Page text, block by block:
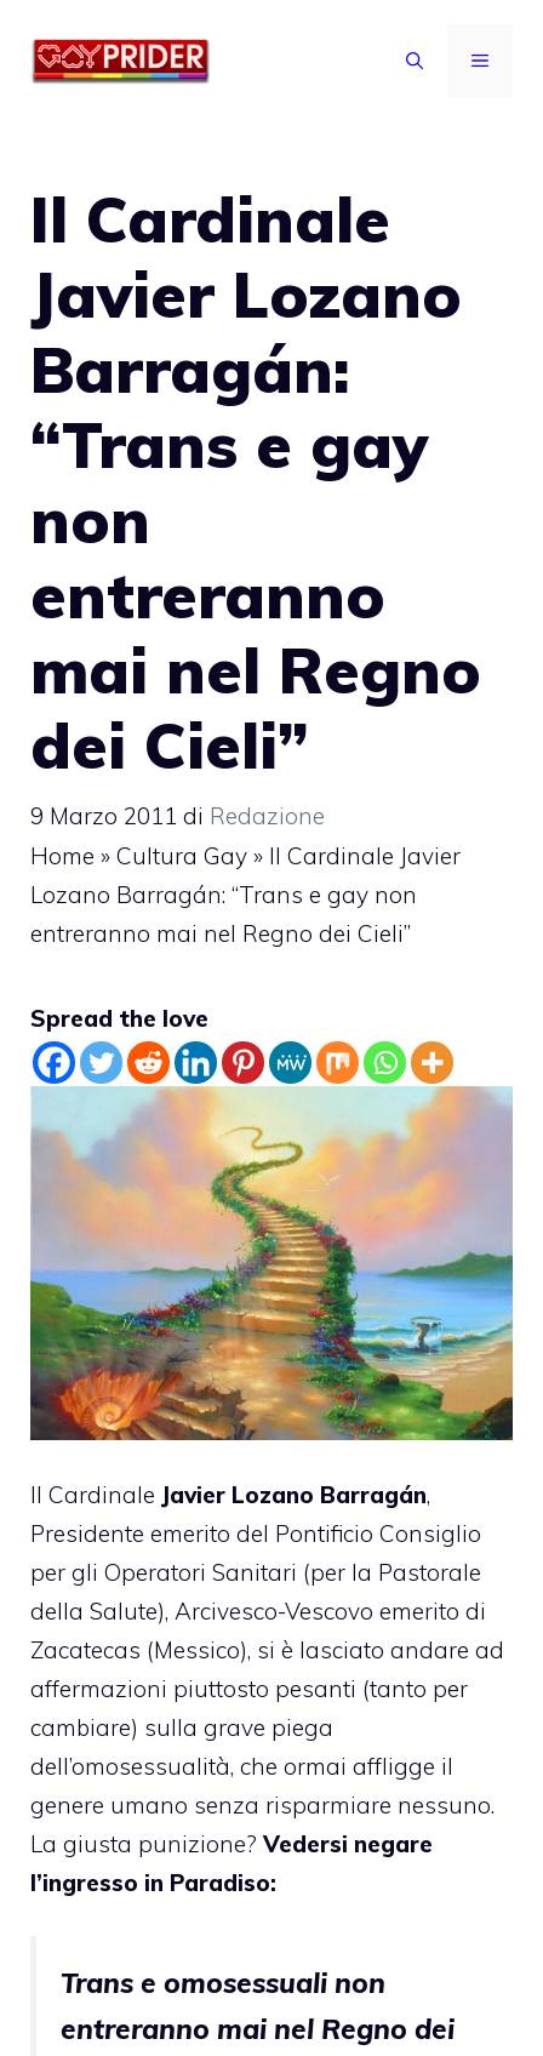
MENU
Il Cardinale
Javier Lozano
Barragán:
“Trans e gay
non
entreranno
mai nel Regno
dei Cieli”
9 Marzo 2011 di Redazione
Home » Cultura Gay » Il Cardinale Javier
Lozano Barragán: “Trans e gay non
entreranno mai nel Regno dei Cieli”
Spread the love
Il Cardinale Javier Lozano Barragán,
Presidente emerito del Pontificio Consiglio
per gli Operatori Sanitari (per la Pastorale
della Salute), Arcivesco-Vescovo emerito di
Zacatecas (Messico), si è lasciato andare ad
affermazioni piuttosto pesanti (tanto per
cambiare) sulla grave piega
dell’omosessualità, che ormai affligge il
genere umano senza risparmiare nessuno.
La giusta punizione?Vedersi negare
l’ingresso in Paradiso:
Trans e omosessuali non
entreranno mai nel Regno dei